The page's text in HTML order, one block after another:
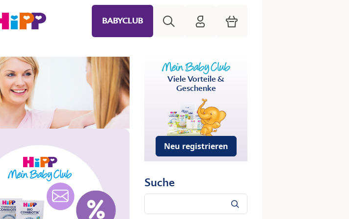
BABYCLUB HiPP Mein Babyclub
Warenkorb
Viele Vorteile &
Geschenke
Neu registrieren
Suche